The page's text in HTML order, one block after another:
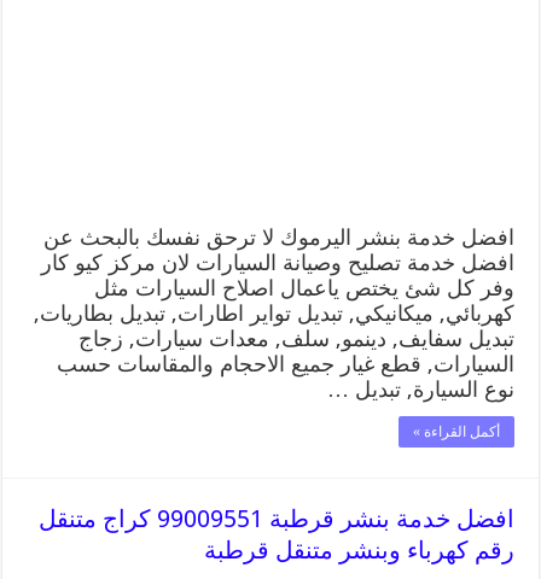
افضل خدمة بنشر اليرموك لا ترحق نفسك بالبحث عن
افضل خدمة تصليح وصيانة السيارات لان مركز كيو كار
وفر كل شئ يختص ياعمال اصلاح السيارات مثل
كهربائي, ميكانيكي, تبديل تواير اطارات, تبديل بطاريات,
تبديل سفايف, دينمو, سلف, معدات سيارات, زجاج
السيارات, قطع غيار جميع الاحجام والمقاسات حسب
نوع السيارة, تبديل …
أكمل القراءة »
افضل خدمة بنشر قرطبة 99009551 كراج متنقل
رقم كهرباء وبنشر متنقل قرطبة